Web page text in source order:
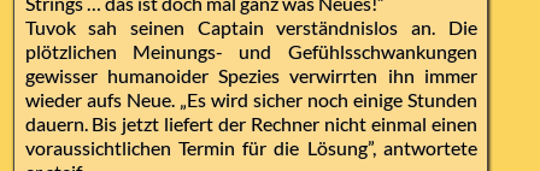
Tuvok sah seinen Captain verständnislos an. Die
plötzlichen Meinungs- und Gefühlsschwankungen
gewisser humanoider Spezies verwirrten ihn immer
wieder aufs Neue. „Es wird sicher noch einige Stunden
dauern. Bis jetzt liefert der Rechner nicht einmal einen
voraussichtlichen Termin für die Lösung”, antwortete